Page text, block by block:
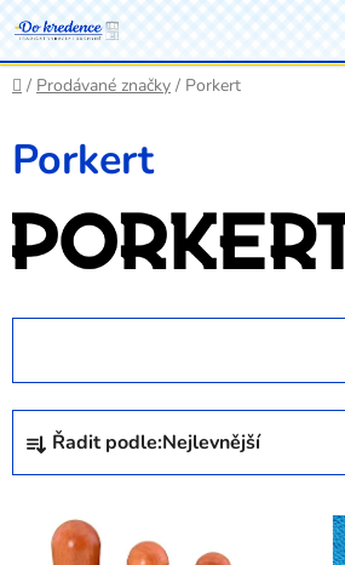
Přejít
na
obsah
Domů
/ Prodávané značky / Porkert
Porkert
Ř
z
Řadit podle:Nejlevnější